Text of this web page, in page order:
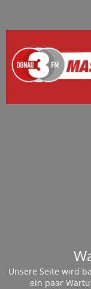
Unsere Seite wird
ein paar